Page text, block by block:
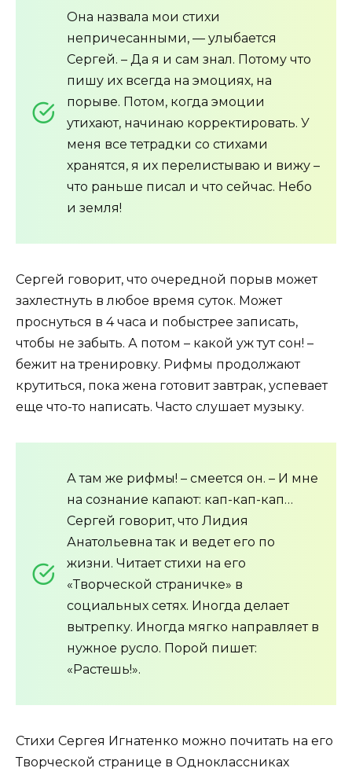
Она назвала мои стихи
непричесанными, — улыбается
Сергей. – Да я и сам знал. Потому что
пишу их всегда на эмоциях, на
порыве. Потом, когда эмоции
утихают, начинаю корректировать. У
меня все тетрадки со стихами
хранятся, я их перелистываю и вижу –
что раньше писал и что сейчас. Небо
и земля!
Сергей говорит, что очередной порыв может
захлестнуть в любое время суток. Может
проснуться в 4 часа и побыстрее записать,
чтобы не забыть. А потом – какой уж тут сон! –
бежит на тренировку. Рифмы продолжают
крутиться, пока жена готовит завтрак, успевает
еще что-то написать. Часто слушает музыку.
А там же рифмы! – смеется он. – И мне
на сознание капают: кап-кап-кап…
Сергей говорит, что Лидия
Анатольевна так и ведет его по
жизни. Читает стихи на его
«Творческой страничке» в
социальных сетях. Иногда делает
вытрепку. Иногда мягко направляет в
нужное русло. Порой пишет:
«Растешь!».
Стихи Сергея Игнатенко можно почитать на его
Творческой странице в Одноклассниках